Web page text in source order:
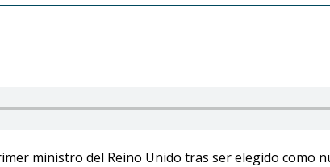
ministro del Reino Unido tras ser elegido como